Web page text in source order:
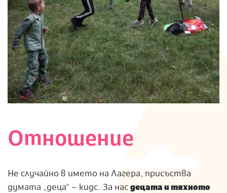
Отношение
Не случайно в името на Лагера, присъства
думата „деца“ – кидс. За нас децата и тяхното